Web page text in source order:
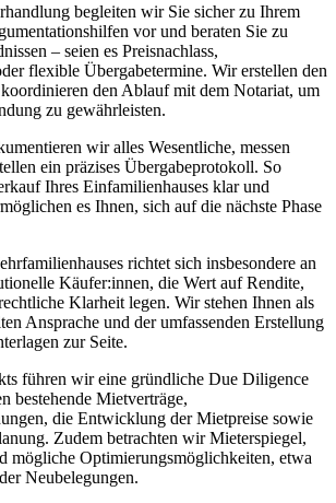
begleiten wir Sie sicher zu Ihrem
vor und beraten Sie zu
– seien es Preisnachlass,
flexible Übergabetermine. Wir erstellen den
den Ablauf mit dem Notariat, um
zu gewährleisten.
wir alles Wesentliche, messen
ein präzises Übergabeprotokoll. So
Ihres Einfamilienhauses klar und
es Ihnen, sich auf die nächste Phase
richtet sich insbesondere an
Käufer:innen, die Wert auf Rendite,
Klarheit legen. Wir stehen Ihnen als
Ansprache und der umfassenden Erstellung
zur Seite.
führen wir eine gründliche Due Diligence
bestehende Mietverträge,
die Entwicklung der Mietpreise sowie
Zudem betrachten wir Mieterspiegel,
mögliche Optimierungsmöglichkeiten, etwa
Neubelegungen.